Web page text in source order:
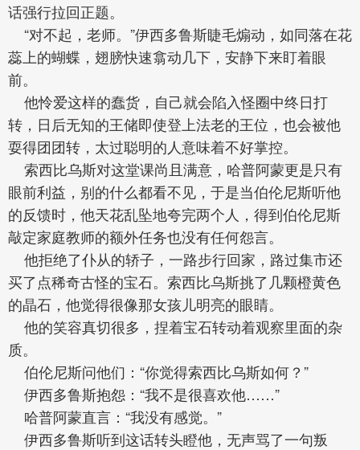
话强行拉回正题。
“对不起，老师。”伊西多鲁斯睫毛煽动，如同落在花
蕊上的蝴蝶，翅膀快速翕动几下，安静下来盯着眼
前。
他怜爱这样的蠢货，自己就会陷入怪圈中终日打
转，日后无知的王储即使登上法老的王位，也会被他
耍得团团转，太过聪明的人意味着不好掌控。
索西比乌斯对这堂课尚且满意，哈普阿蒙更是只有
眼前利益，别的什么都看不见，于是当伯伦尼斯听他
的反馈时，他天花乱坠地夸完两个人，得到伯伦尼斯
敲定家庭教师的额外任务也没有任何怨言。
他拒绝了仆从的轿子，一路步行回家，路过集市还
买了点稀奇古怪的宝石。索西比乌斯挑了几颗橙黄色
的晶石，他觉得很像那女孩儿明亮的眼睛。
他的笑容真切很多，捏着宝石转动着观察里面的杂
质。
伯伦尼斯问他们：“你觉得索西比乌斯如何？”
伊西多鲁斯抱怨：“我不是很喜欢他……”
哈普阿蒙直言：“我没有感觉。”
伊西多鲁斯听到这话转头瞪他，无声骂了一句叛